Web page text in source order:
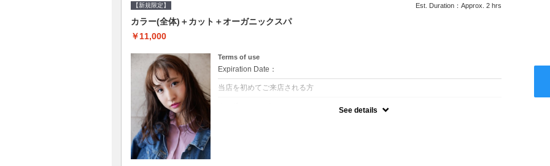
【新規限定】 Est. Duration：Approx. 2 hrs
カラー(全体)＋カット＋オーガニックスパ
￥11,000
Terms of use
Expiration Date：
当店を初めてご来店される方
See details